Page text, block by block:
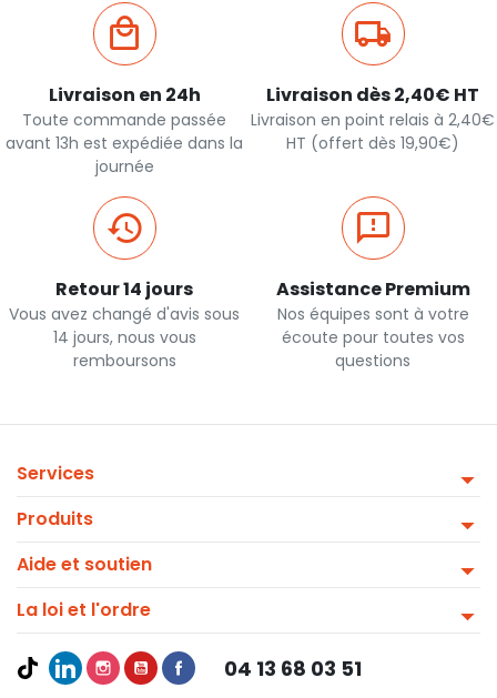
Livraison en 24h
Toute commande passée
avant 13h est expédiée dans la
journée
Livraison dès 2,40€ HT
Livraison en point relais à 2,40€
HT (offert dès 19,90€)
Retour 14 jours
Vous avez changé d'avis sous
14 jours, nous vous
remboursons
Assistance Premium
Nos équipes sont à votre
écoute pour toutes vos
questions
Services
Produits
Aide et soutien
La loi et l'ordre
04 13 68 03 51